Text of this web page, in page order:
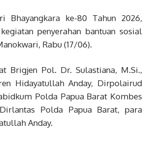
ke-80 Tahun 2026,
penyerahan bantuan sosial
Rabu (17/06).
Brigjen Pol. Dr. Sulastiana, M.Si.,
Hidayatullah Anday, Dirpolairud
Polda Papua Barat Kombes
Polda Papua Barat, para
Anday.